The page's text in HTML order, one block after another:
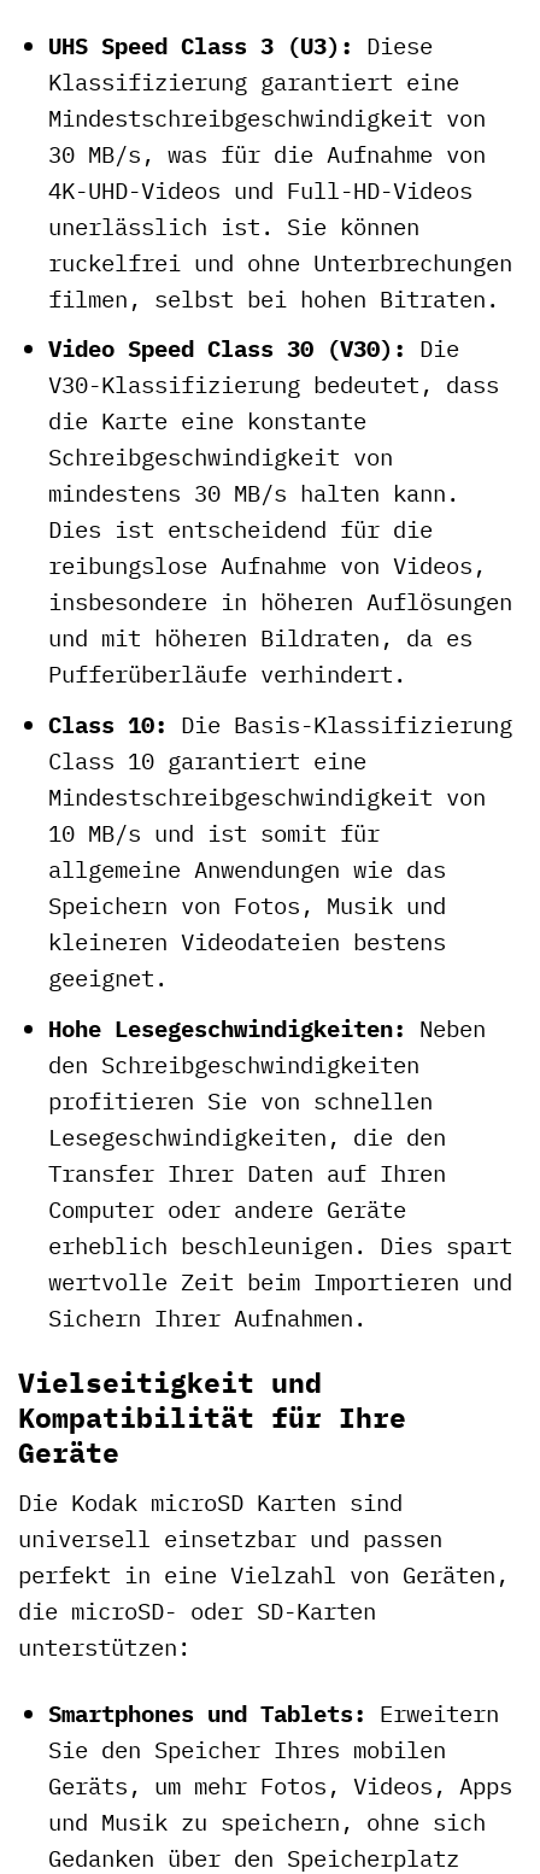
UHS Speed Class 3 (U3): Diese
Klassifizierung garantiert eine
Mindestschreibgeschwindigkeit von
30 MB/s, was für die Aufnahme von
4K-UHD-Videos und Full-HD-Videos
unerlässlich ist. Sie können
ruckelfrei und ohne Unterbrechungen
filmen, selbst bei hohen Bitraten.
Video Speed Class 30 (V30): Die
V30-Klassifizierung bedeutet, dass
die Karte eine konstante
Schreibgeschwindigkeit von
mindestens 30 MB/s halten kann.
Dies ist entscheidend für die
reibungslose Aufnahme von Videos,
insbesondere in höheren Auflösungen
und mit höheren Bildraten, da es
Pufferüberläufe verhindert.
Class 10: Die Basis-Klassifizierung
Class 10 garantiert eine
Mindestschreibgeschwindigkeit von
10 MB/s und ist somit für
allgemeine Anwendungen wie das
Speichern von Fotos, Musik und
kleineren Videodateien bestens
geeignet.
Hohe Lesegeschwindigkeiten: Neben
den Schreibgeschwindigkeiten
profitieren Sie von schnellen
Lesegeschwindigkeiten, die den
Transfer Ihrer Daten auf Ihren
Computer oder andere Geräte
erheblich beschleunigen. Dies spart
wertvolle Zeit beim Importieren und
Sichern Ihrer Aufnahmen.
Vielseitigkeit und
Kompatibilität für Ihre
Geräte
Die Kodak microSD Karten sind
universell einsetzbar und passen
perfekt in eine Vielzahl von Geräten,
die microSD- oder SD-Karten
unterstützen:
Smartphones und Tablets: Erweitern
Sie den Speicher Ihres mobilen
Geräts, um mehr Fotos, Videos, Apps
und Musik zu speichern, ohne sich
Gedanken über den Speicherplatz